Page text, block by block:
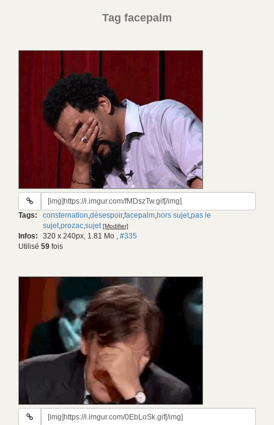
Tag facepalm
URL
gif:
Tags: consternation,désespoir,facepalm,hors sujet,pas le
sujet,prozac,sujet [Modifier]
Infos: 320 x 240px, 1.81 Mo , #335
Utilisé 59 fois
URL